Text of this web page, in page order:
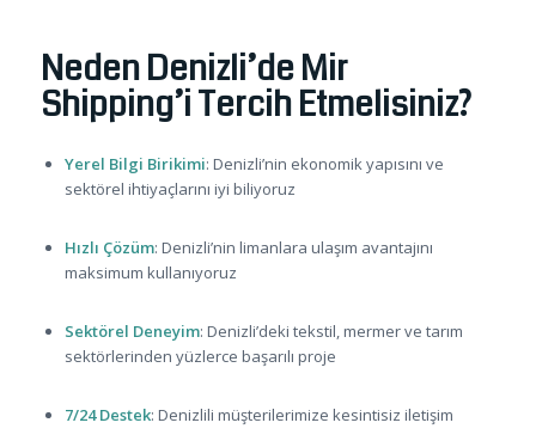
Neden Denizli’de Mir
Shipping’i Tercih Etmelisiniz?
Yerel Bilgi Birikimi: Denizli’nin ekonomik yapısını ve
sektörel ihtiyaçlarını iyi biliyoruz
Hızlı Çözüm: Denizli’nin limanlara ulaşım avantajını
maksimum kullanıyoruz
Sektörel Deneyim: Denizli’deki tekstil, mermer ve tarım
sektörlerinden yüzlerce başarılı proje
7/24 Destek: Denizlili müşterilerimize kesintisiz iletişim